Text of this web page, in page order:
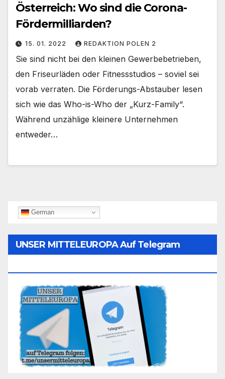
Österreich: Wo sind die Corona-
Fördermilliarden?
15. 01. 2022 REDAKTION POLEN 2
Sie sind nicht bei den kleinen Gewerbebetrieben,
den Friseurläden oder Fitnessstudios – soviel sei
vorab verraten. Die Förderungs-Abstauber lesen
sich wie das Who-is-Who der „Kurz-Family“.
Während unzählige kleinere Unternehmen
entweder…
German
UNSER MITTELEUROPA Auf Telegram